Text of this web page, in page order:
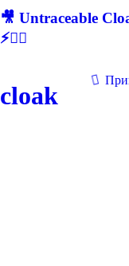
🎥 Untraceable
⚡🕵‍♂
cloak